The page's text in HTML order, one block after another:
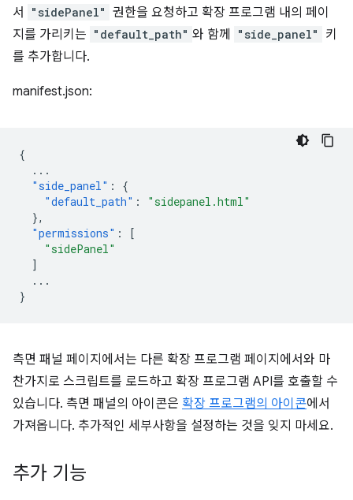
서
"sidePanel" 권한을 요청하고 확장 프로그램 내의 페이
지를 가리키는 "default_path" 와 함께 "side_panel"
키
를 추가합니다.
manifest.json:
{
...
"side_panel" :
{
"default_path" :
"sidepanel.html"
},
"permissions" :
[
"sidePanel"
]
...
}
측면 패널 페이지에서는 다른 확장 프로그램 페이지에서와 마
찬가지로 스크립트를 로드하고 확장 프로그램 API를 호출할 수
있습니다. 측면 패널의 아이콘은 확장 프로그램의 아이콘에서
가져옵니다. 추가적인 세부사항을 설정하는 것을 잊지 마세요.
추가 기능